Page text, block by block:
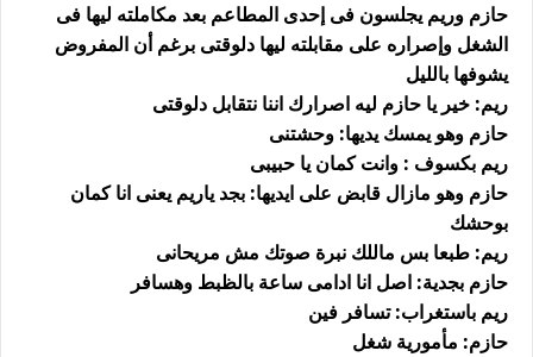
حازم وريم يجلسون فى إحدى المطاعم بعد مكاملته ليها فى
الشغل وإصراره على مقابلته ليها دلوقتى برغم أن المفروض
يشوفها بالليل
ريم: خير يا حازم ليه اصرارك اننا نتقابل دلوقتى
حازم وهو يمسك يديها: وحشتنى
ريم بكسوف : وانت كمان يا حبيبى
حازم وهو مازال قابض على ايديها: بجد ياريم يعنى انا كمان
بوحشك
ريم: طبعا بس ماللك نبرة صوتك مش مريحانى
حازم بجدية: اصل انا ادامى ساعة بالظبط وهسافر
ريم باستغراب: تسافر فين
حازم: مأمورية شغل